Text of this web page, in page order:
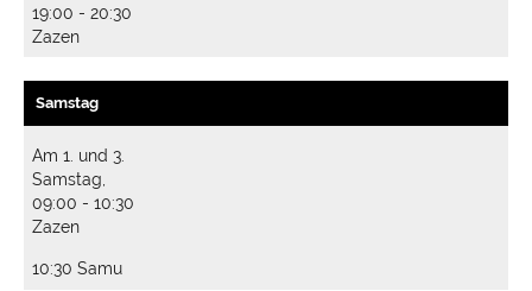
19:00 - 20:30
Zazen
Samstag
Am 1. und 3.
Samstag,
09:00 - 10:30
Zazen
10:30 Samu